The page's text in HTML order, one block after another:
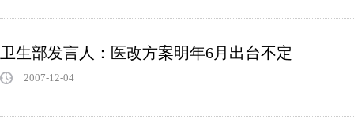
卫生部发言人：医改方案明年6月出台不定
2007-12-04